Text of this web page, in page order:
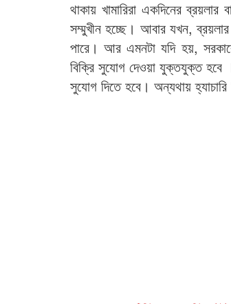
থাকায় খামারিরা একদিনের
সম্মুখীন হচ্ছে। আবার যখন, ব্রয়লার
পারে। আর এমনটা যদি হয়,
বিক্রি সুযোগ দেওয়া যুক্তযুক্ত হবে
সুযোগ দিতে হবে। অন্যথায়